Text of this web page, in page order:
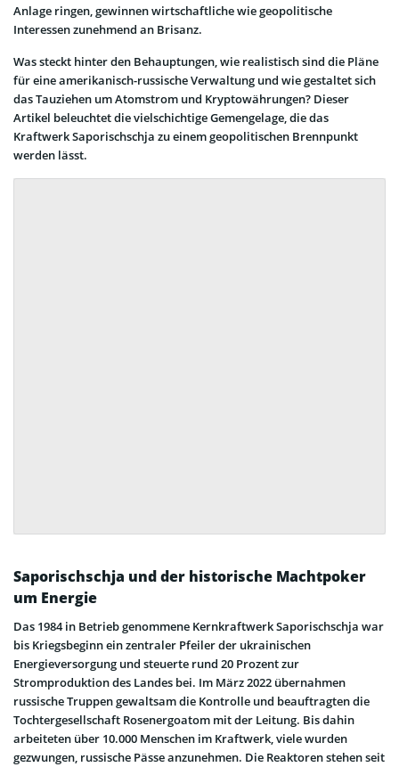
Anlage ringen, gewinnen wirtschaftliche wie geopolitische
Interessen zunehmend an Brisanz.
Was steckt hinter den Behauptungen, wie realistisch sind die Pläne
für eine amerikanisch-russische Verwaltung und wie gestaltet sich
das Tauziehen um Atomstrom und Kryptowährungen? Dieser
Artikel beleuchtet die vielschichtige Gemengelage, die das
Kraftwerk Saporischschja zu einem geopolitischen Brennpunkt
werden lässt.
Saporischschja und der historische Machtpoker
um Energie
Das 1984 in Betrieb genommene Kernkraftwerk Saporischschja war
bis Kriegsbeginn ein zentraler Pfeiler der ukrainischen
Energieversorgung und steuerte rund 20 Prozent zur
Stromproduktion des Landes bei. Im März 2022 übernahmen
russische Truppen gewaltsam die Kontrolle und beauftragten die
Tochtergesellschaft Rosenergoatom mit der Leitung. Bis dahin
arbeiteten über 10.000 Menschen im Kraftwerk, viele wurden
gezwungen, russische Pässe anzunehmen. Die Reaktoren stehen seit